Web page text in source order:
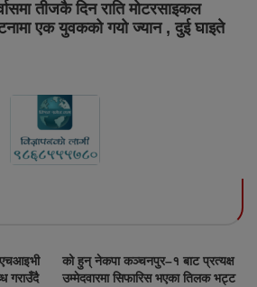
तीजकै दिन राति मोटरसाइकल
एक युवकको गयो ज्यान , दुई घाइते
गराउँदै
को हुन् नेकपा कञ्चनपुर–१ बाट प्रत्यक्ष
उम्मेदवारमा सिफारिस भएका तिलक भट्ट